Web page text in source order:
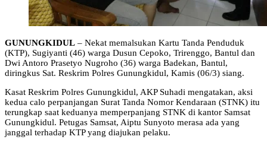
GUNUNGKIDUL – Nekat memalsukan Kartu Tanda Penduduk
(KTP), Sugiyanti (46) warga Dusun Cepoko, Trirenggo, Bantul dan
Dwi Antoro Prasetyo Nugroho (36) warga Badekan, Bantul,
diringkus Sat. Reskrim Polres Gunungkidul, Kamis (06/3) siang.
Kasat Reskrim Polres Gunungkidul, AKP Suhadi mengatakan, aksi
kedua calo perpanjangan Surat Tanda Nomor Kendaraan (STNK) itu
terungkap saat keduanya memperpanjang STNK di kantor Samsat
Gunungkidul. Petugas Samsat, Aiptu Sunyoto merasa ada yang
janggal terhadap KTP yang diajukan pelaku.